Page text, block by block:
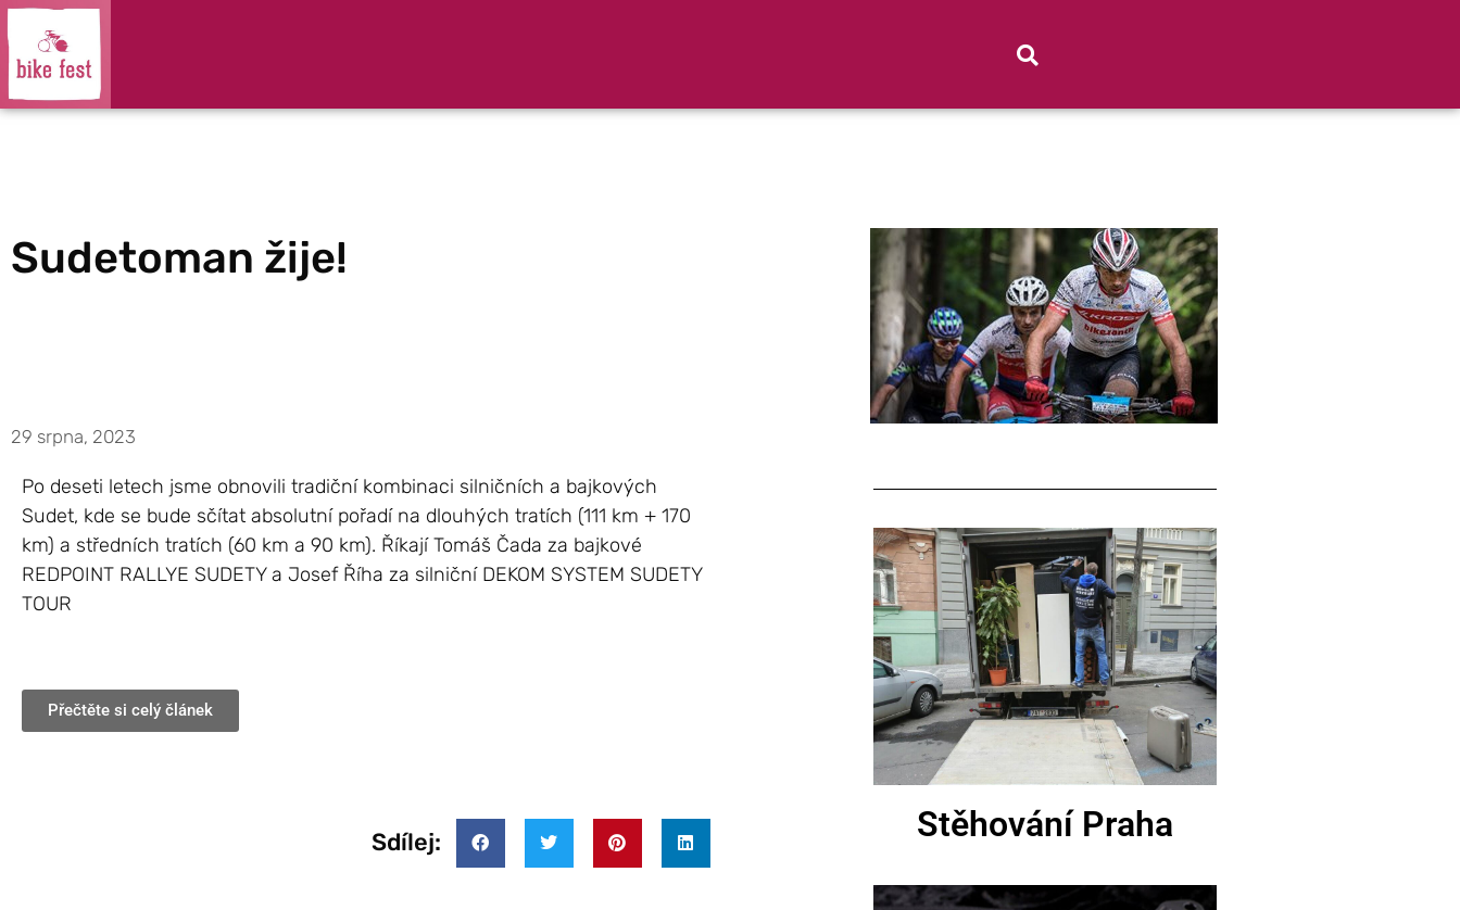
Sudetoman žije!
29 srpna, 2023
Po deseti letech jsme obnovili tradiční kombinaci silničních a bajkových
Sudet, kde se bude sčítat absolutní pořadí na dlouhých tratích (111 km + 170
km) a středních tratích (60 km a 90 km). Říkají Tomáš Čada za bajkové
REDPOINT RALLYE SUDETY a Josef Říha za silniční DEKOM SYSTEM SUDETY
TOUR
Přečtěte si celý článek
Sdílej: Stěhování Praha